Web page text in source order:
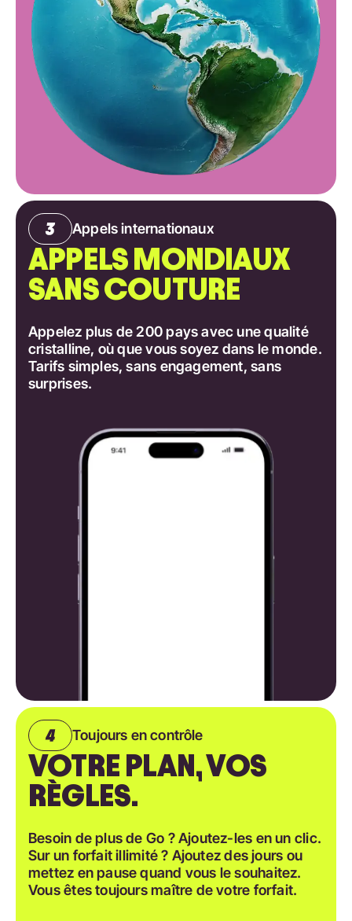
Appels internationaux
APPELS MONDIAUX
SANS COUTURE
Appelez plus de 200 pays avec une qualité
cristalline, où que vous soyez dans le monde.
Tarifs simples, sans engagement, sans
surprises.
Toujours en contrôle
VOTRE PLAN, VOS
RÈGLES.
Besoin de plus de Go ? Ajoutez-les en un clic.
Sur un forfait illimité ? Ajoutez des jours ou
mettez en pause quand vous le souhaitez.
Vous êtes toujours maître de votre forfait.